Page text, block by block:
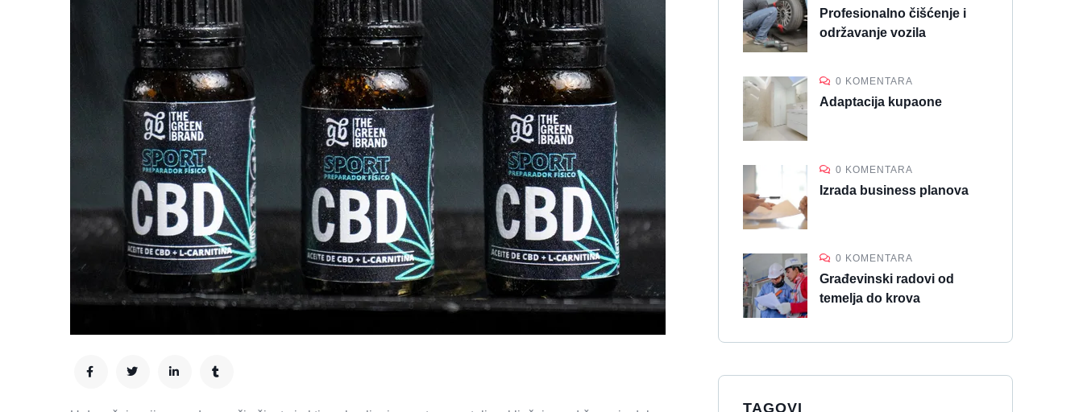
Profesionalno čišćenje i
održavanje vozila
0 KOMENTARA
Adaptacija kupaone
0 KOMENTARA
Izrada business planova
0 KOMENTARA
Građevinski radovi od
temelja do krova
TAGOVI